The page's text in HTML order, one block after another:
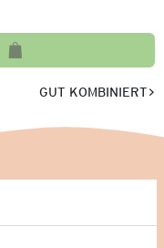
GUT KOMBINIERT